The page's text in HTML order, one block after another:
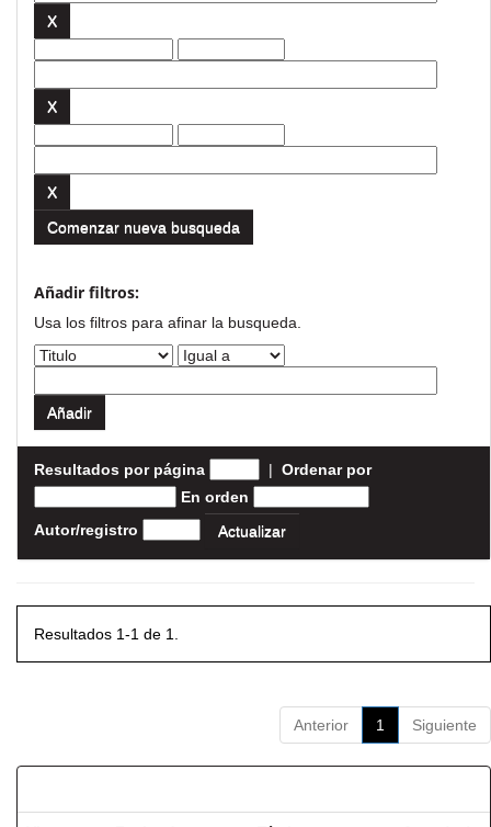
Comenzar nueva busqueda
Añadir filtros:
Usa los filtros para afinar la busqueda.
Resultados por página | Ordenar por
En orden
Autor/registro
Resultados 1-1 de 1.
Anterior 1 Siguiente